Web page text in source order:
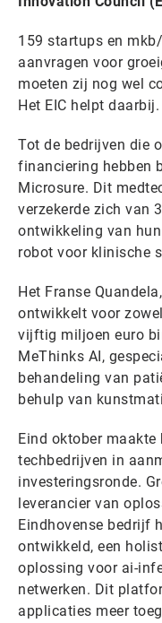
159 startups en
aanvragen voor
moeten zij nog wel
Het EIC helpt daarbij.
Tot de bedrijven die
financiering hebben
Microsure. Dit
verzekerde zich van
ontwikkeling van
robot voor klinische
Het Franse
ontwikkelt voor
vijftig miljoen euro
MeThinks AI,
behandeling van
behulp van
Eind oktober maakte
techbedrijven in
investeringsronde.
leverancier van
Eindhovense bedrijf
ontwikkeld, een
oplossing voor ai-
netwerken. Dit
applicaties meer